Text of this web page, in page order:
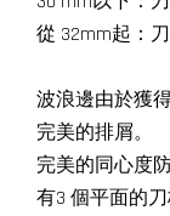
從 32mm起：刀
波浪邊由於獲
完美的排屑。
完美的同心度
有3 個平面的